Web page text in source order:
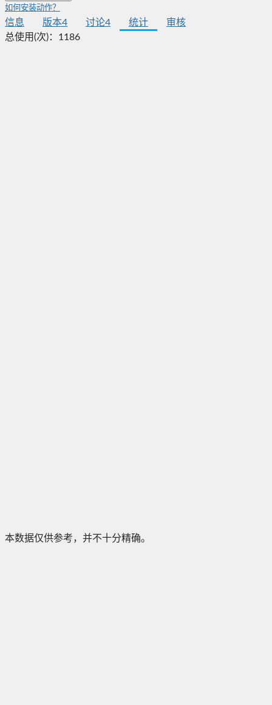
如何安装动作？
信息 版本4 讨论4 统计
审核
总使用(次)： 1186
本数据仅供参考，并不十分精确。